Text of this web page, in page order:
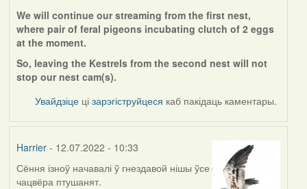
We will continue our streaming from the first nest,
where pair of feral pigeons incubating clutch of 2 eggs
at the moment.
So, leaving the Kestrels from the second nest will not
stop our nest cam(s).
Увайдзіце цізарэгіструйцеся каб пакідаць каментары.
Harrier- 12.07.2022 - 10:33
Сёння ізноў начавалі ў гнездавой нішы ўсе
чацвёра птушанят.